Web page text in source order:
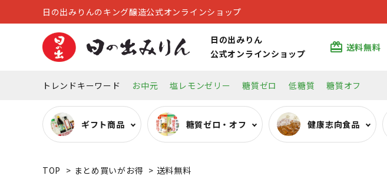
日の出みりんのキング醸造公式オンラインショップ
日の出みりん
公式オンラインショップ
card_giftcard 送料無料
トレンドキーワード お中元 塩レモンゼリー 糖質ゼロ 低糖質 糖質オフ
ギフト商品 糖質ゼロ・オフ 健康志向食品
TOP > まとめ買いがお得 > 送料無料